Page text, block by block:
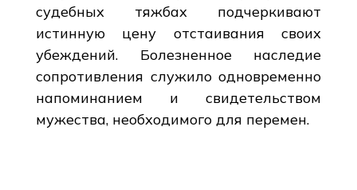
судебных тяжбах подчеркивают
истинную цену отстаивания своих
убеждений. Болезненное наследие
сопротивления служило одновременно
напоминанием и свидетельством
мужества, необходимого для перемен.